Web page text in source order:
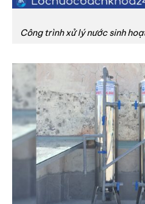
Công trình xử lý nước sinh